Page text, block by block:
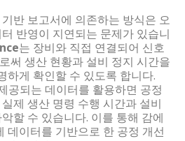
반 보고서에 의존하는 방식은 오
반영이 지연되는 문제가 있습니
는 장비와 직접 연결되어 신호
써 생산 현황과 설비 정지 시간을
하게 확인할 수 있도록 합니다.
공되는 데이터를 활용하면 공정
제 생산 명령 수행 시간과 설비
할 수 있습니다. 이를 통해 감에
데이터를 기반으로 한 공정 개선